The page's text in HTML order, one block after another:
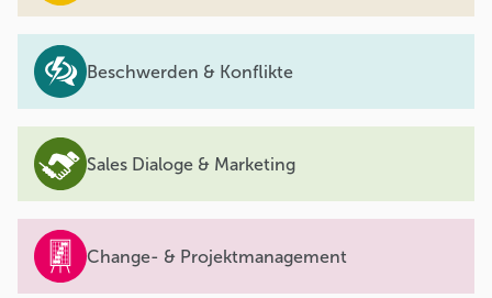
Beschwerden & Konflikte
Sales Dialoge & Marketing
Change- & Projektmanagement